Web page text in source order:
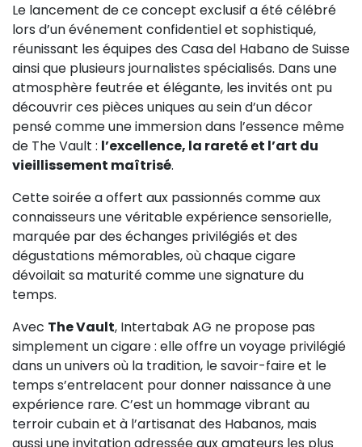
Le lancement de ce concept exclusif a été célébré
lors d’un événement confidentiel et sophistiqué,
réunissant les équipes des Casa del Habano de Suisse
ainsi que plusieurs journalistes spécialisés. Dans une
atmosphère feutrée et élégante, les invités ont pu
découvrir ces pièces uniques au sein d’un décor
pensé comme une immersion dans l’essence même
de The Vault : l’excellence, la rareté et l’art du
vieillissement maîtrisé.
Cette soirée a offert aux passionnés comme aux
connaisseurs une véritable expérience sensorielle,
marquée par des échanges privilégiés et des
dégustations mémorables, où chaque cigare
dévoilait sa maturité comme une signature du
temps.
Avec The Vault, Intertabak AG ne propose pas
simplement un cigare : elle offre un voyage privilégié
dans un univers où la tradition, le savoir-faire et le
temps s’entrelacent pour donner naissance à une
expérience rare. C’est un hommage vibrant au
terroir cubain et à l’artisanat des Habanos, mais